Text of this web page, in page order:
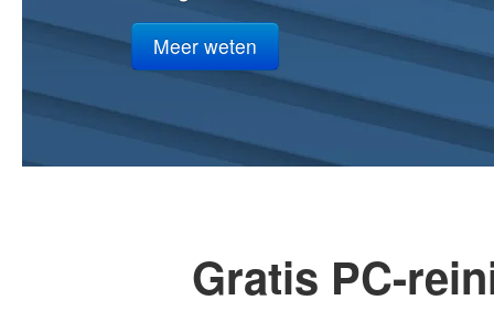
Meer weten
Gratis PC-